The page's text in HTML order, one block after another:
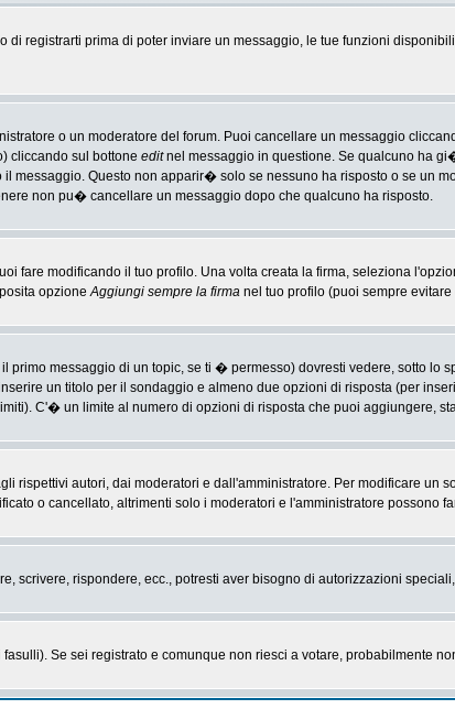
di registrarti prima di poter inviare un messaggio, le tue funzioni
o un moderatore del forum. Puoi cancellare un messaggio
cliccando sul bottone editnel messaggio in questione. Se qualcuno ha
messaggio. Questo non apparir� solo se nessuno ha risposto o se un
non pu� cancellare un messaggio dopo che qualcuno ha risposto.
fare modificando il tuo profilo. Una volta creata la firma, seleziona
opzioneAggiungi sempre la firma nel tuo profilo (puoi sempre
messaggio di un topic, se ti � permesso) dovresti vedere, sotto lo
un titolo per il sondaggio e almeno due opzioni di risposta (per
C'� un limite al numero di opzioni di risposta che puoi aggiungere,
rispettivi autori, dai moderatori e dall'amministratore. Per modificare un
o cancellato, altrimenti solo i moderatori e l'amministratore possono
scrivere, rispondere, ecc., potresti aver bisogno di autorizzazioni
Se sei registrato e comunque non riesci a votare, probabilmente